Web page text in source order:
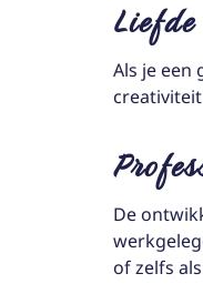
Als je een
De
of zelfs